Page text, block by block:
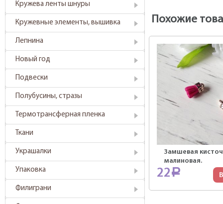
Кружева ленты шнуры
Кружевные элементы, вышивка
Лепнина
Новый год
Подвески
Полубусины, стразы
Термотрансферная пленка
Ткани
Украшалки
Упаковка
Филиграни
Похожие
Замшевая
малиновая.
22 Р